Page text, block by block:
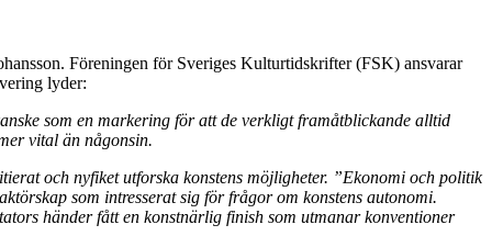
Föreningen för Sveriges Kulturtidskrifter (FSK) ansvarar
lyder:
som en markering för att de verkligt framåtblickande alltid
vital än någonsin.
och nyfiket utforska konstens möjligheter. ”Ekonomi och politik
som intresserat sig för frågor om konstens autonomi.
händer fått en konstnärlig finish som utmanar konventioner